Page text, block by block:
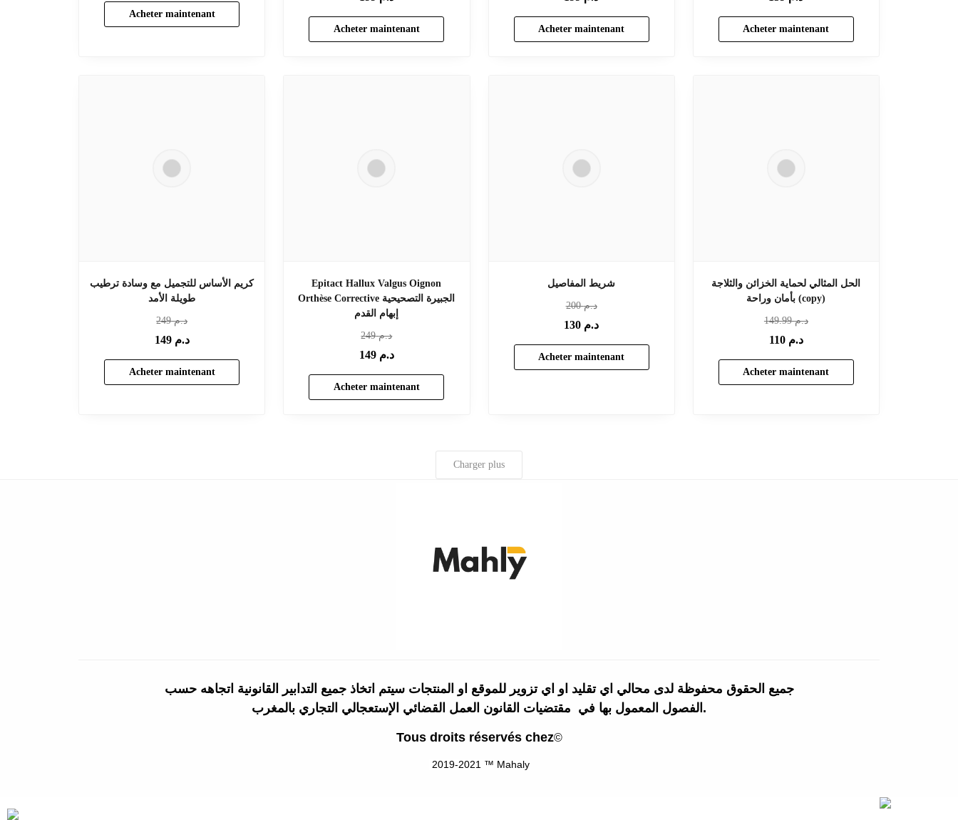
Acheter maintenant
Acheter maintenant Acheter maintenant Acheter maintenant
كريم الأساس للتجميل مع وسادة ترطيب
طويلة الأمد
249 د.م
149 د.م
Acheter maintenant
Epitact Hallux Valgus Oignon
Orthèse Corrective الجبيرة التصحيحية
إبهام القدم
249 د.م
149 د.م
Acheter maintenant
شريط المفاصيل
200 د.م
130 د.م
Acheter maintenant
الحل المثالي لحماية الخزائن والثلاجة
بأمان وراحة (copy)
149.99 د.م
110 د.م
Acheter maintenant
Charger plus
جميع الحقوق محفوظة لدى محالي اي تقليد او اي تزوير للموقع او المنتجات سيتم اتخاذ جميع التدابير القانونية اتجاهه حسب
الفصول المعمول بها في مقتضيات القانون العمل القضائي الإستعجالي التجاري بالمغرب.
Tous droits réservés chez©
2019-2021 ™ Mahaly